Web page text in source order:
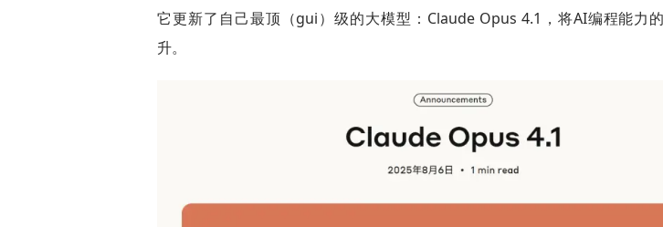
它更新了自己最顶（gui）级的大模型：Claude Opus 4.1，将AI编程能力
升。